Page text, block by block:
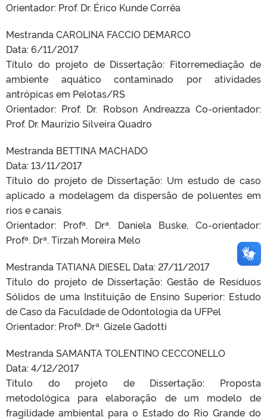
Orientador: Prof. Dr. Érico Kunde Corrêa
Mestranda CAROLINA FACCIO DEMARCO
Data: 6/11/2017
Título do projeto de Dissertação: Fitorremediação de
ambiente aquático contaminado por atividades
antrópicas em Pelotas/RS
Orientador: Prof. Dr. Robson Andreazza Co-orientador:
Prof. Dr. Maurízio Silveira Quadro
Mestranda BETTINA MACHADO
Data: 13/11/2017
Título do projeto de Dissertação: Um estudo de caso
aplicado a modelagem da dispersão de poluentes em
rios e canais
Orientador: Profª. Drª. Daniela Buske, Co-orientador:
Profª. Drª. Tirzah Moreira Melo
Mestranda TATIANA DIESEL Data: 27/11/2017
Título do projeto de Dissertação: Gestão de Resíduos
Sólidos de uma Instituição de Ensino Superior: Estudo
de Caso da Faculdade de Odontologia da UFPel
Orientador: Profª. Drª. Gizele Gadotti
Mestranda SAMANTA TOLENTINO CECCONELLO
Data: 4/12/2017
Título do projeto de Dissertação: Proposta
metodológica para elaboração de um modelo de
fragilidade ambiental para o Estado do Rio Grande do